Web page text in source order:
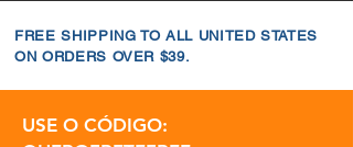
FREE SHIPPING TO ALL UNITED STATES
ON ORDERS OVER $39.
USE O CÓDIGO: